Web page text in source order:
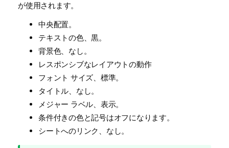
が使用されます。
中央配置。
テキストの色、黒。
背景色、なし。
レスポンシブなレイアウトの動作
フォント サイズ、標準。
タイトル、なし。
メジャー ラベル、表示。
条件付きの色と記号はオフになります。
シートへのリンク、なし。